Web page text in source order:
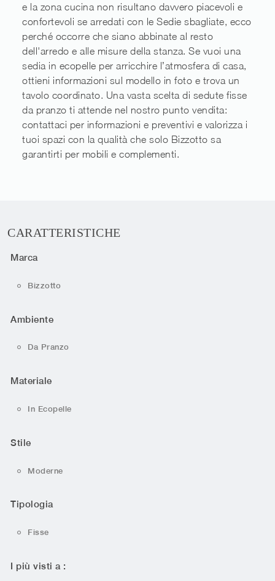
e la zona cucina non risultano davvero piacevoli e
confortevoli se arredati con le Sedie sbagliate, ecco
perché occorre che siano abbinate al resto
dell'arredo e alle misure della stanza. Se vuoi una
sedia in ecopelle per arricchire l’atmosfera di casa,
ottieni informazioni sul modello in foto e trova un
tavolo coordinato. Una vasta scelta di sedute fisse
da pranzo ti attende nel nostro punto vendita:
contattaci per informazioni e preventivi e valorizza i
tuoi spazi con la qualità che solo Bizzotto sa
garantirti per mobili e complementi.
CARATTERISTICHE
Marca
Bizzotto
Ambiente
Da Pranzo
Materiale
In Ecopelle
Stile
Moderne
Tipologia
Fisse
I più visti a :